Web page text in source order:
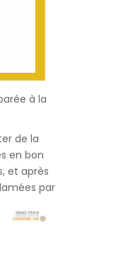
à la
de la
en bon
et après
par